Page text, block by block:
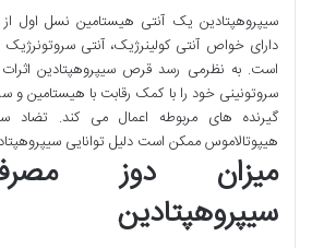
سیپروهپتادین یک آنتی هیستامین نسل اول
دارای خواص آنتی کولینرژیک، آنتی
است. به نظرمی رسد قرص سیپروهپتادین
سروتونینی خود را با کمک رقابت با هیستامین و
گیرنده های مربوطه اعمال می کند. تضاد
هیپوتالاموس ممکن است دلیل توانایی
میزان دوز
سیپروهپتادین